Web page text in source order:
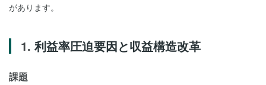
があります。
利益率圧迫要因と収益構造改革
課題